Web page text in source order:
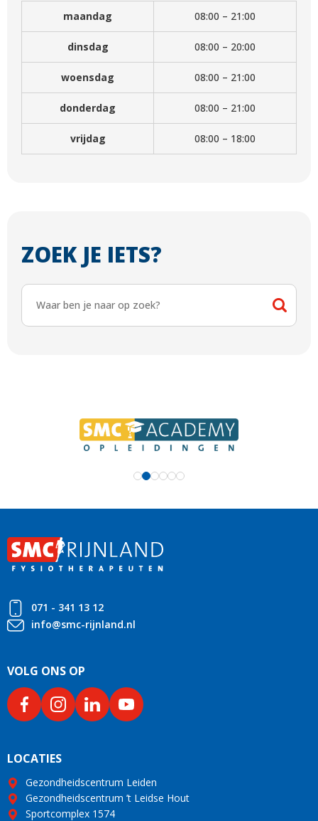
maandag 08:00 – 21:00
dinsdag 08:00 – 20:00
woensdag 08:00 – 21:00
donderdag 08:00 – 21:00
vrijdag 08:00 – 18:00
ZOEK JE IETS?
071 - 341 13 12
info@smc-rijnland.nl
VOLG ONS OP
LOCATIES
Gezondheidscentrum Leiden
Gezondheidscentrum ’t Leidse Hout
Sportcomplex 1574